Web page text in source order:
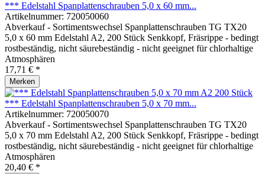
*** Edelstahl Spanplattenschrauben 5,0 x 60 mm...
Artikelnummer: 720050060
Abverkauf - Sortimentswechsel Spanplattenschrauben TG TX20
5,0 x 60 mm Edelstahl A2, 200 Stück Senkkopf, Fräsrippe - bedingt
rostbeständig, nicht säurebeständig - nicht geeignet für chlorhaltige
Atmosphären
17,71 € *
Merken
*** Edelstahl Spanplattenschrauben 5,0 x 70 mm...
Artikelnummer: 720050070
Abverkauf - Sortimentswechsel Spanplattenschrauben TG TX20
5,0 x 70 mm Edelstahl A2, 200 Stück Senkkopf, Fräsrippe - bedingt
rostbeständig, nicht säurebeständig - nicht geeignet für chlorhaltige
Atmosphären
20,40 € *